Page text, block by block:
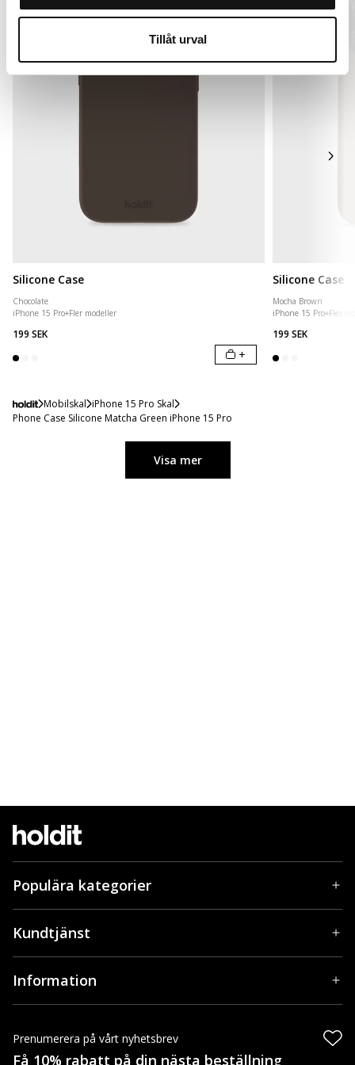
Tillåt urval
Silicone Case
Chocolate
iPhone 15 Pro+Fler modeller
199 SEK
+
Silicone Case
Mocha Brown
iPhone 15 Pro+Fler
199 SEK
Mobilskal iPhone 15 Pro Skal
Phone Case Silicone Matcha Green iPhone 15 Pro
Visa mer
Populära kategorier
Kundtjänst
Information
Prenumerera på vårt nyhetsbrev
Få 10% rabatt på din nästa beställning